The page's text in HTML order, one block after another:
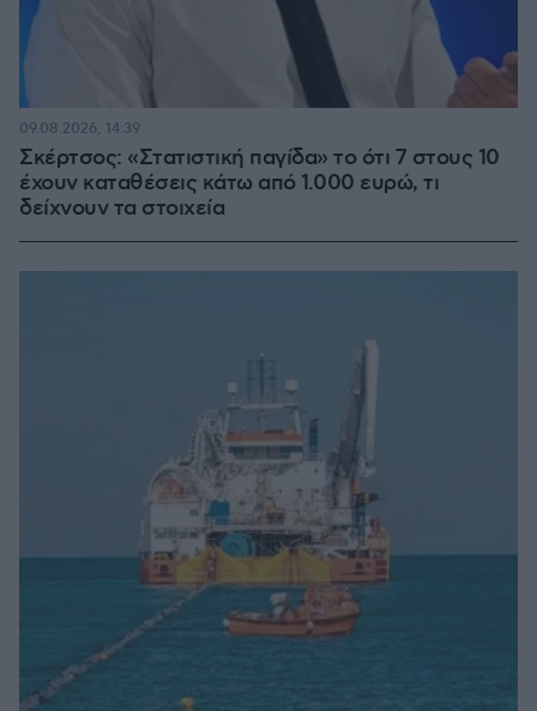
Σκέρτσος: «Στατιστική παγίδα» το ότι 7 στους 10
έχουν καταθέσεις κάτω από 1.000 ευρώ, τι
δείχνουν τα στοιχεία
09.08.2026, 14:39